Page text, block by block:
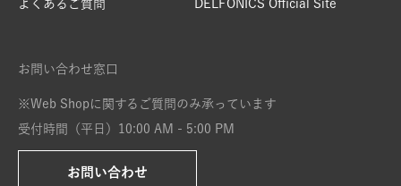
よくあるご質問 DELFONICS Official Site
お問い合わせ窓口
※Web Shopに関するご質問のみ承っています
受付時間（平日）10:00 AM - 5:00 PM
お問い合わせ